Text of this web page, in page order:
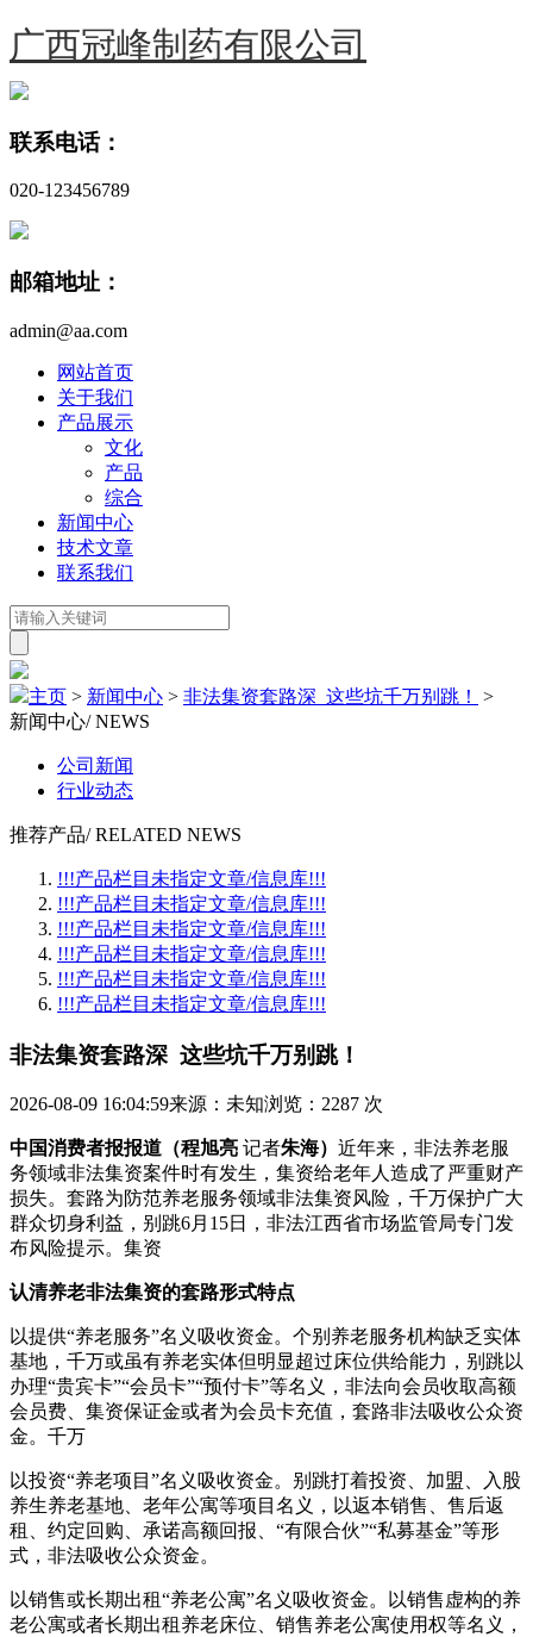
广西冠峰制药有限公司
联系电话：
020-123456789
邮箱地址：
admin@aa.com
网站首页
关于我们
产品展示
文化
产品
综合
新闻中心
技术文章
联系我们
主页 > 新闻中心 > 非法集资套路深 这些坑千万别跳！
>
新闻中心/ NEWS
公司新闻
行业动态
推荐产品/ RELATED NEWS
!!!产品栏目未指定文章/信息库!!!
!!!产品栏目未指定文章/信息库!!!
!!!产品栏目未指定文章/信息库!!!
!!!产品栏目未指定文章/信息库!!!
!!!产品栏目未指定文章/信息库!!!
!!!产品栏目未指定文章/信息库!!!
非法集资套路深 这些坑千万别跳！
2026-08-09 16:04:59来源：未知浏览：2287 次
中国消费者报报道（程旭亮 记者朱海） 近年来，非法养老服
务领域非法集资案件时有发生，集资给老年人造成了严重财产
损失。套路为防范养老服务领域非法集资风险，千万保护广大
群众切身利益，别跳6月15日，非法江西省市场监管局专门发
布风险提示。集资
认清养老非法集资的套路形式特点
以提供“养老服务”名义吸收资金。个别养老服务机构缺乏实体
基地，千万或虽有养老实体但明显超过床位供给能力，别跳以
办理“贵宾卡”“会员卡”“预付卡”等名义，非法向会员收取高额
会员费、集资保证金或者为会员卡充值，套路非法吸收公众资
金。千万
以投资“养老项目”名义吸收资金。别跳打着投资、加盟、入股
养生养老基地、老年公寓等项目名义，以返本销售、售后返
租、约定回购、承诺高额回报、“有限合伙”“私募基金”等形
式，非法吸收公众资金。
以销售或长期出租“养老公寓”名义吸收资金。以销售虚构的养
老公寓或者长期出租养老床位、销售养老公寓使用权等名义，